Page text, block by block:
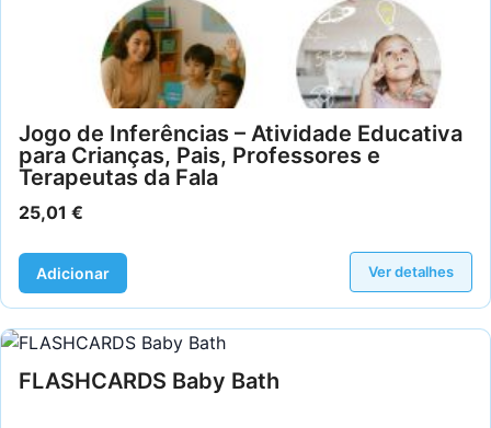
Jogo de Inferências – Atividade Educativa
para Crianças, Pais, Professores e
Terapeutas da Fala
25,01 €
Adicionar Ver detalhes
FLASHCARDS Baby Bath